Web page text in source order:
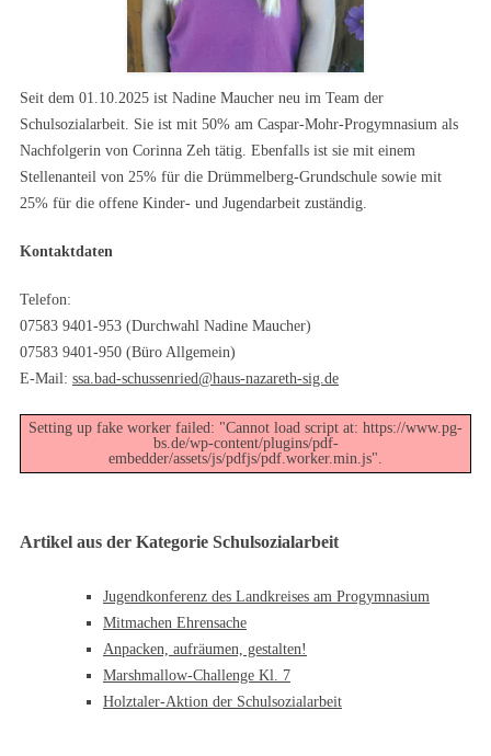
Seit dem 01.10.2025 ist Nadine Maucher neu im Team der
Schulsozialarbeit. Sie ist mit 50% am Caspar-Mohr-Progymnasium als
Nachfolgerin von Corinna Zeh tätig. Ebenfalls ist sie mit einem
Stellenanteil von 25% für die Drümmelberg-Grundschule sowie mit
25% für die offene Kinder- und Jugendarbeit zuständig.
Kontaktdaten
Telefon:
07583 9401-953 (Durchwahl Nadine Maucher)
07583 9401-950 (Büro Allgemein)
E-Mail: ssa.bad-schussenried@haus-nazareth-sig.de
Setting up fake worker failed: "Cannot load script at: https://www.pg-
bs.de/wp-content/plugins/pdf-
embedder/assets/js/pdfjs/pdf.worker.min.js".
Artikel aus der Kategorie Schulsozialarbeit
Jugendkonferenz des Landkreises am Progymnasium
Mitmachen Ehrensache
Anpacken, aufräumen, gestalten!
Marshmallow-Challenge Kl. 7
Holztaler-Aktion der Schulsozialarbeit